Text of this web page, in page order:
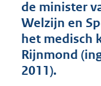
de minister
Welzijn en
het medisch
Rijnmond
2011).